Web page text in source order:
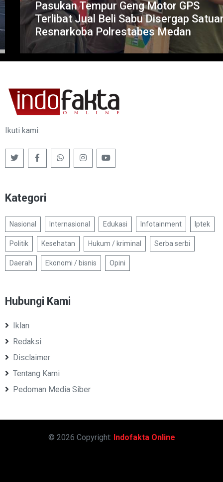
Pasukan Tempur Geng Motor GPS
Terlibat Jual Beli Sabu Disergap Satuan
Resnarkoba Polrestabes Medan
Ikuti kami:
Kategori
Nasional Internasional Edukasi Infotainment Iptek
Politik Kesehatan Hukum / kriminal Serba serbi
Daerah Ekonomi / bisnis Opini
Hubungi Kami
Iklan
Redaksi
Disclaimer
Tentang Kami
Pedoman Media Siber
© 2026 Copyright: Indofakta Online